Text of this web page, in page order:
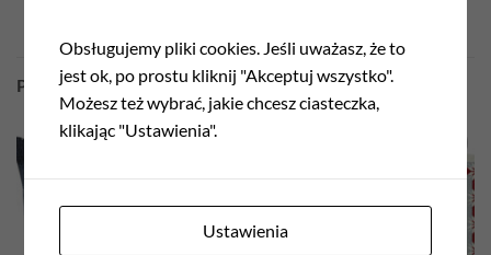
PODOBNE PRODUKTY
Add to
Add to
Obsługujemy pliki cookies. Jeśli uważasz, że to
jest ok, po prostu kliknij "Akceptuj wszystko".
Możesz też wybrać, jakie chcesz ciasteczka,
klikając "Ustawienia".
Ustawienia